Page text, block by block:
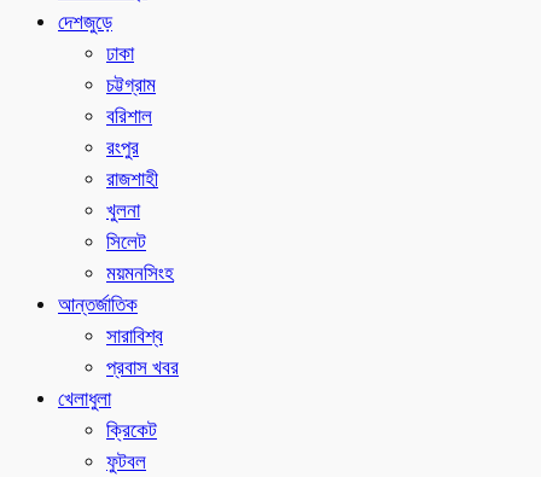
দেশজুড়ে
ঢাকা
চট্টগ্রাম
বরিশাল
রংপুর
রাজশাহী
খুলনা
সিলেট
ময়মনসিংহ
আন্তর্জাতিক
সারাবিশ্ব
প্রবাস খবর
খেলাধুলা
ক্রিকেট
ফুটবল